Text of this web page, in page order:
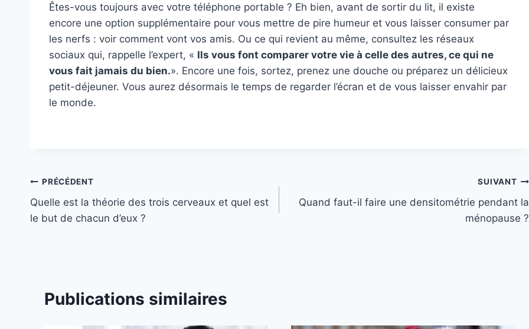
Êtes-vous toujours avec votre téléphone portable ? Eh bien, avant de sortir du lit, il existe
encore une option supplémentaire pour vous mettre de pire humeur et vous laisser consumer par
les nerfs : voir comment vont vos amis. Ou ce qui revient au même, consultez les réseaux
sociaux qui, rappelle l’expert, « Ils vous font comparer votre vie à celle des autres, ce qui ne
vous fait jamais du bien.». Encore une fois, sortez, prenez une douche ou préparez un délicieux
petit-déjeuner. Vous aurez désormais le temps de regarder l’écran et de vous laisser envahir par
le monde.
Navigation
de
PRÉCÉDENT
Quelle est la théorie des trois cerveaux et quel est
le but de chacun d’eux ?
SUIVANT
Quand faut-il faire une densitométrie pendant la
ménopause ?
Publications similaires